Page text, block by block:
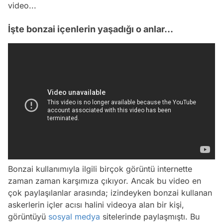
video...
İşte bonzai içenlerin yaşadığı o anlar...
Bonzai kullanımıyla ilgili birçok görüntü internette
zaman zaman karşımıza çıkıyor. Ancak bu video en
çok paylaşılanlar arasında; izindeyken bonzai kullanan
askerlerin içler acısı halini videoya alan bir kişi,
görüntüyü sosyal medya sitelerinde paylaşmıştı. Bu